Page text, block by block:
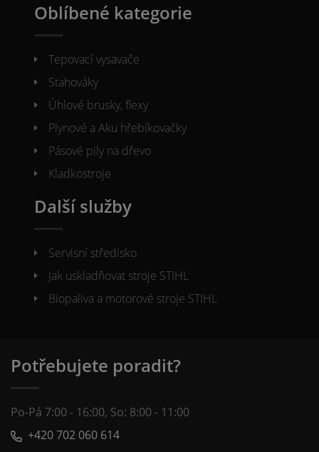
Oblíbené kategorie
Tepovací vysavače
Stahováky
Úhlové brusky, flexy
Plynové a Aku hřebíkovačky
Pásové pily na dřevo
Kladkostroje
Další služby
Servisní středisko
Jak uskladňovat stroje STIHL
Biopaliva a motorové stroje STIHL
Potřebujete poradit?
Po-Pá 7:00 - 16:00, So: 8:00 - 11:00
+420 702 060 614